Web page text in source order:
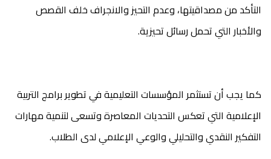
التأكد من مصداقيتها، وعدم التحيز والانجراف خلف القصص
والأخبار التي تحمل رسائل تحيزية.
كما يجب أن تستثمر المؤسسات التعليمية في تطوير برامج التربية
الإعلامية التي تعكس التحديات المعاصرة وتسعى لتنمية مهارات
التفكير النقدي والتحليلي والوعي الإعلامي لدى الطلاب.